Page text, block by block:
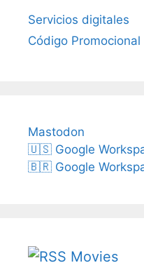
Servicios digitales
Código Promocional
Mastodon
🇺🇸 Google
🇧🇷 Google
Movies